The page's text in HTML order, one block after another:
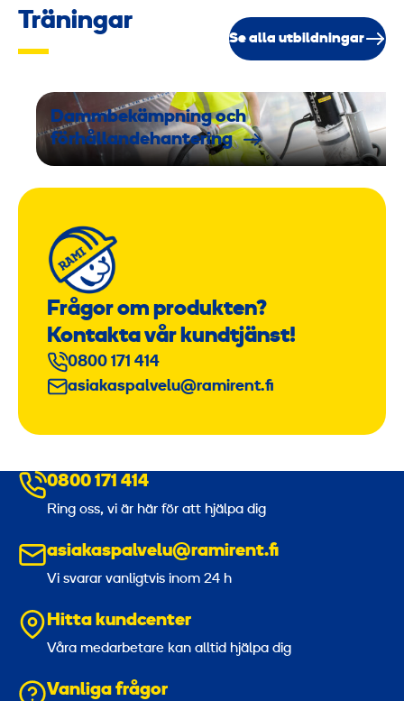
Träningar
Se alla utbildningar
Dammbekämpning och
förhållandehantering
Frågor om produkten?
Kontakta vår kundtjänst!
0800 171 414
asiakaspalvelu@ramirent.fi
0800 171 414
Ring oss, vi är här för att hjälpa dig
asiakaspalvelu@ramirent.fi
Vi svarar vanligtvis inom 24 h
Hitta kundcenter
Våra medarbetare kan alltid hjälpa dig
Vanliga frågor